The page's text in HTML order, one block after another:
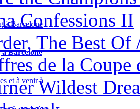
Barcelone
Confessions II
The Best Of
de la Coupe
Wildest